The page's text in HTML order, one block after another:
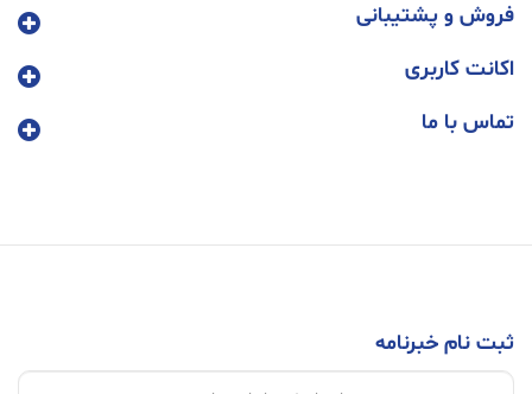
فروش و پشتیبانی
اکانت کاربری
تماس با ما
ثبت نام خبرنامه